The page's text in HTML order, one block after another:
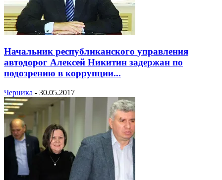
Начальник республиканского управления
автодорог Алексей Никитин задержан по
подозрению в коррупции...
Черника - 30.05.2017